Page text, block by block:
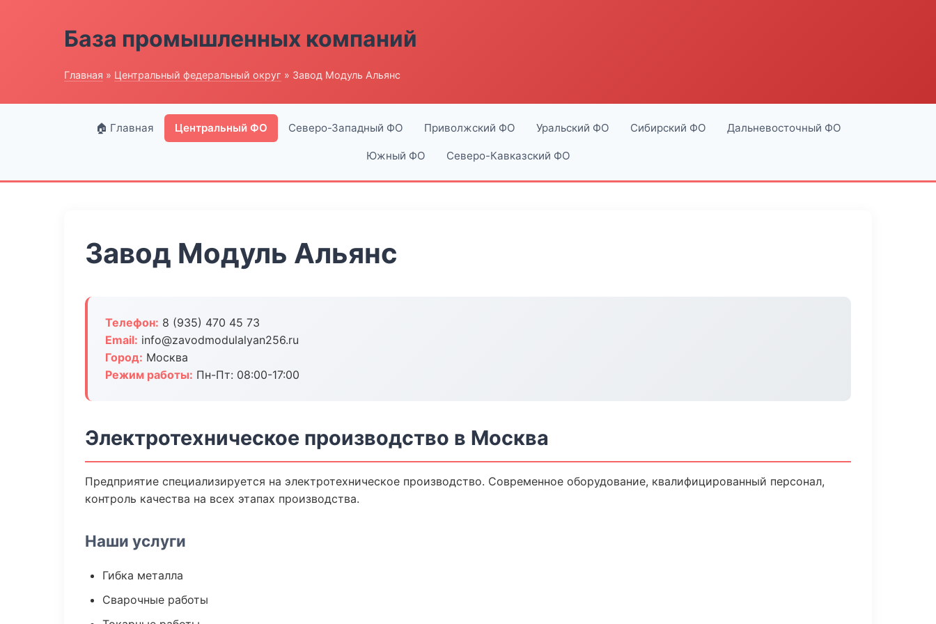
База промышленных компаний
Главная » Центральный федеральный округ » Завод Модуль Альянс
🏠 Главная Центральный ФО Северо-Западный ФО Приволжский ФО Уральский ФО Сибирский ФО Дальневосточный ФО
Южный ФО Северо-Кавказский ФО
Завод Модуль Альянс
Телефон: 8 (935) 470 45 73
Email: info@zavodmodulalyan256.ru
Город: Москва
Режим работы: Пн-Пт: 08:00-17:00
Электротехническое производство в Москва
Предприятие специализируется на электротехническое производство. Современное оборудование, квалифицированный персонал,
контроль качества на всех этапах производства.
Наши услуги
Гибка металла
Сварочные работы